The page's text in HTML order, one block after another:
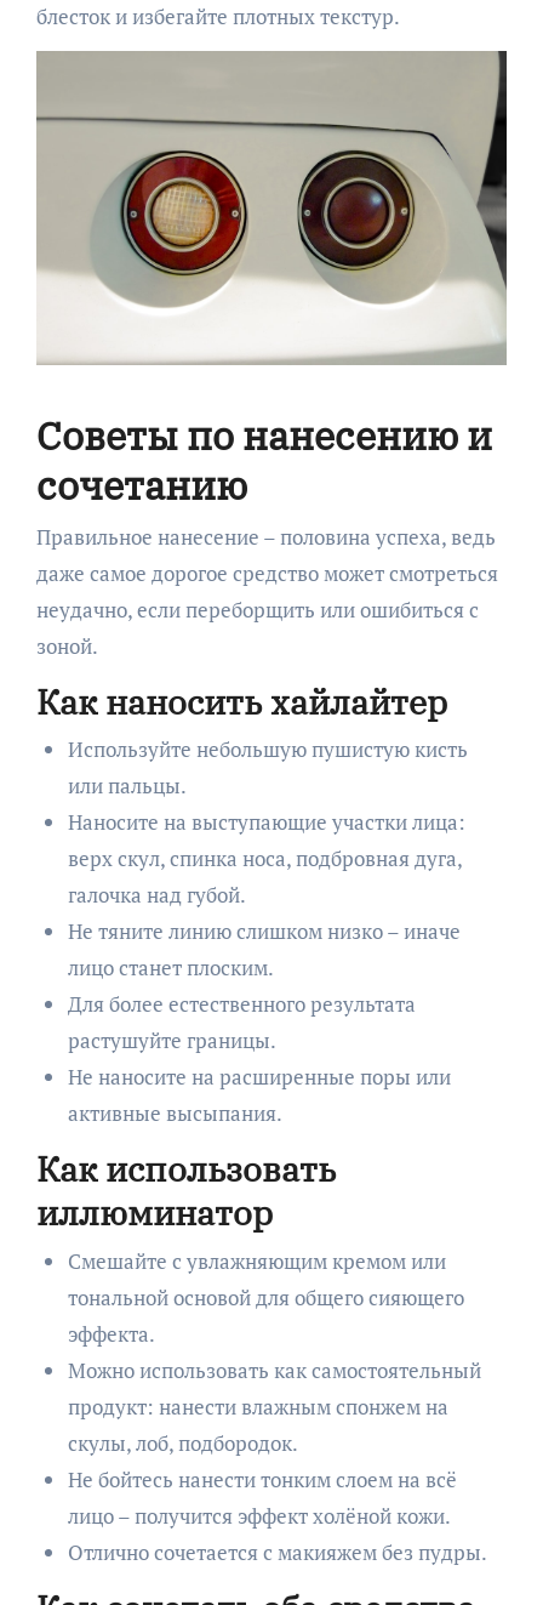
блесток и избегайте плотных текстур.
Советы по нанесению и
сочетанию
Правильное нанесение – половина успеха, ведь
даже самое дорогое средство может смотреться
неудачно, если переборщить или ошибиться с
зоной.
Как наносить хайлайтер
Используйте небольшую пушистую кисть
или пальцы.
Наносите на выступающие участки лица:
верх скул, спинка носа, подбровная дуга,
галочка над губой.
Не тяните линию слишком низко – иначе
лицо станет плоским.
Для более естественного результата
растушуйте границы.
Не наносите на расширенные поры или
активные высыпания.
Как использовать
иллюминатор
Смешайте с увлажняющим кремом или
тональной основой для общего сияющего
эффекта.
Можно использовать как самостоятельный
продукт: нанести влажным спонжем на
скулы, лоб, подбородок.
Не бойтесь нанести тонким слоем на всё
лицо – получится эффект холёной кожи.
Отлично сочетается с макияжем без пудры.